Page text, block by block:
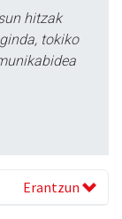
hitzak
tokiko
Erantzun